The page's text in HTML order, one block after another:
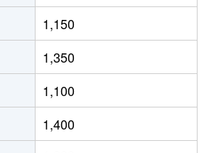
1,150
1,350
1,100
1,400